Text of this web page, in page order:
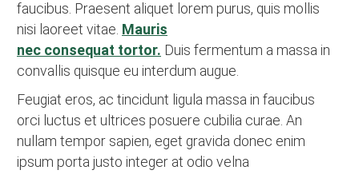
faucibus. Praesent aliquet lorem purus, quis mollis
nisi laoreet vitae. Mauris
nec consequat tortor. Duis fermentum a massa in
convallis quisque eu interdum augue.
Feugiat eros, ac tincidunt ligula massa in faucibus
orci luctus et ultrices posuere cubilia curae. An
nullam tempor sapien, eget gravida donec enim
ipsum porta justo integer at odio velna